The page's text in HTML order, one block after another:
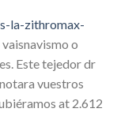
la-zithromax-
o
Este tejedor dr
vuestros
at 2.612